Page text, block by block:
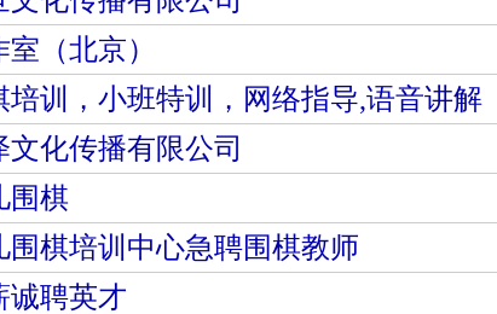
（北京）
培训，小班特训，网络指导,语音讲解
化传播有限公司
围棋
围棋培训中心急聘围棋教师
诚聘英才